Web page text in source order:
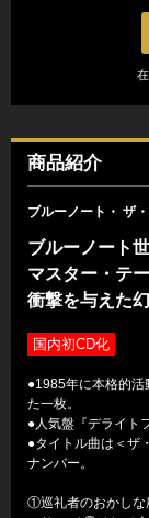
商品紹介
ブルーノート・ ザ
ブルーノート
マスター・テ
衝撃を与えた
国内初CD化
●1985年に本格的活
た一枚。
●人気盤『デライト
●タイトル曲は＜ザ
ナンバー。
①巡礼者のおかし